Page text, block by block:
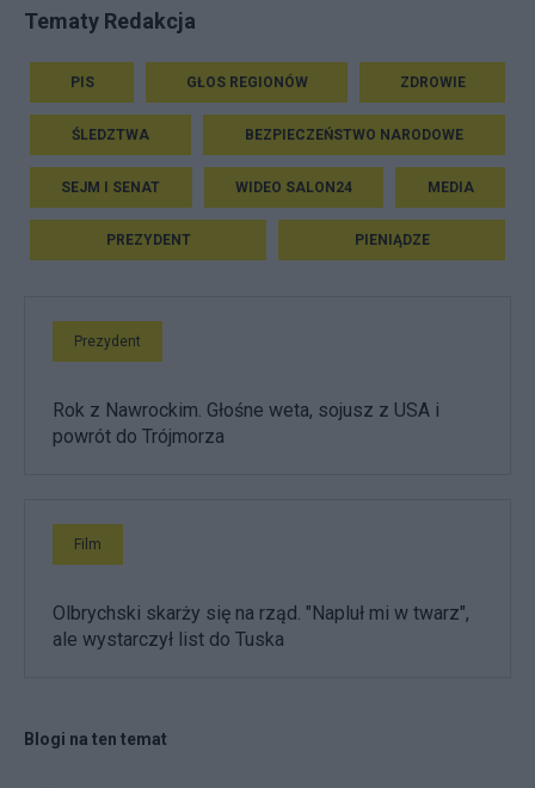
Tematy Redakcja
PIS GŁOS REGIONÓW ZDROWIE
ŚLEDZTWA BEZPIECZEŃSTWO NARODOWE
SEJM I SENAT WIDEO SALON24 MEDIA
PREZYDENT PIENIĄDZE
Prezydent
Rok z Nawrockim. Głośne weta, sojusz z USA i
powrót do Trójmorza
Film
Olbrychski skarży się na rząd. "Napluł mi w twarz",
ale wystarczył list do Tuska
Blogi na ten temat